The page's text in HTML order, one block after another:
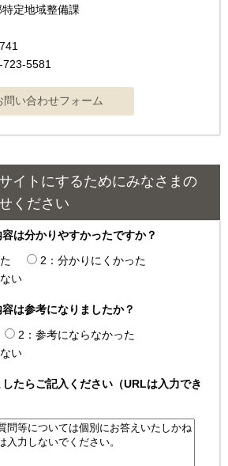
特定地域整備課
723-5581
イトにするためにみなさまの
ください
は分かりやすかったですか？
2：分かりにくかった
い
は参考になりましたか？
2：参考にならなかった
い
たらご記入ください（URLは入力でき